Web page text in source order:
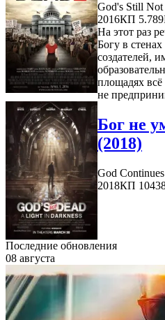
God's Still Not
2016КП 5.789
На этот раз
Богу в
создателей,
площадях
не
Бог не
(2018)
God
2018КП
Последние обновления
08 августа